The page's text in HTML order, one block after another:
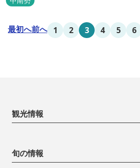
最初へ前へ 1 2 3 4 5 6
観光情報
旬の情報